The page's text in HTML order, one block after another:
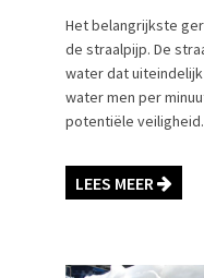
Het belangrijkste
de straalpijp. De
water dat
water men per
potentiële veiligheid.
LEES MEER